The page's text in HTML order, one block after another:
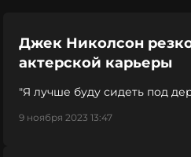
Джек Николсон
актерской карьеры
"Я лучше буду сидеть под
9 ноября 2023 13:47